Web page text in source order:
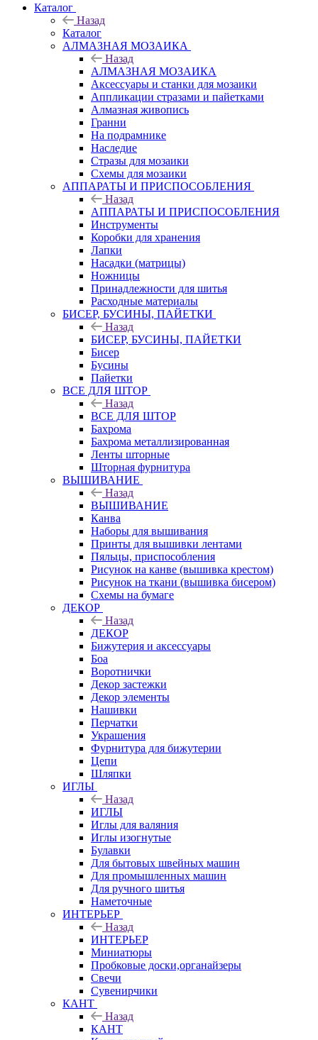
Каталог
Назад
Каталог
АЛМАЗНАЯ МОЗАИКА
Назад
АЛМАЗНАЯ МОЗАИКА
Аксессуары и станки для мозаики
Аппликации стразами и пайетками
Алмазная живопись
Гранни
На подрамнике
Наследие
Стразы для мозаики
Схемы для мозаики
АППАРАТЫ И ПРИСПОСОБЛЕНИЯ
Назад
АППАРАТЫ И ПРИСПОСОБЛЕНИЯ
Инструменты
Коробки для хранения
Лапки
Насадки (матрицы)
Ножницы
Принадлежности для шитья
Расходные материалы
БИСЕР, БУСИНЫ, ПАЙЕТКИ
Назад
БИСЕР, БУСИНЫ, ПАЙЕТКИ
Бисер
Бусины
Пайетки
ВСЕ ДЛЯ ШТОР
Назад
ВСЕ ДЛЯ ШТОР
Бахрома
Бахрома металлизированная
Ленты шторные
Шторная фурнитура
ВЫШИВАНИЕ
Назад
ВЫШИВАНИЕ
Канва
Наборы для вышивания
Принты для вышивки лентами
Пяльцы, приспособления
Рисунок на канве (вышивка крестом)
Рисунок на ткани (вышивка бисером)
Схемы на бумаге
ДЕКОР
Назад
ДЕКОР
Бижутерия и аксессуары
Боа
Воротнички
Декор застежки
Декор элементы
Нашивки
Перчатки
Украшения
Фурнитура для бижутерии
Цепи
Шляпки
ИГЛЫ
Назад
ИГЛЫ
Иглы для валяния
Иглы изогнутые
Булавки
Для бытовых швейных машин
Для промышленных машин
Для ручного шитья
Наметочные
ИНТЕРЬЕР
Назад
ИНТЕРЬЕР
Миниатюры
Пробковые доски,органайзеры
Свечи
Сувенирчики
КАНТ
Назад
КАНТ